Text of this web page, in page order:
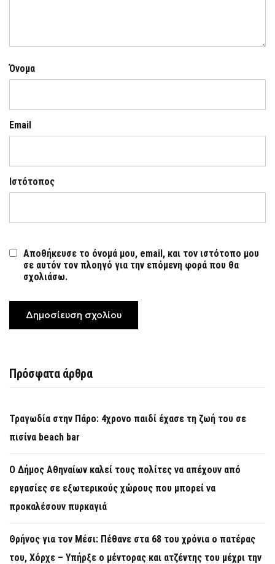
Όνομα
Email
Ιστότοπος
Αποθήκευσε το όνομά μου, email, και τον ιστότοπο μου
σε αυτόν τον πλοηγό για την επόμενη φορά που θα
σχολιάσω.
Πρόσφατα άρθρα
Τραγωδία στην Πάρο: 4χρονο παιδί έχασε τη ζωή του σε
πισίνα beach bar
Ο Δήμος Αθηναίων καλεί τους πολίτες να απέχουν από
εργασίες σε εξωτερικούς χώρους που μπορεί να
προκαλέσουν πυρκαγιά
Θρήνος για τον Μέσι: Πέθανε στα 68 του χρόνια ο πατέρας
του, Χόρχε – Υπήρξε ο μέντορας και ατζέντης του μέχρι την